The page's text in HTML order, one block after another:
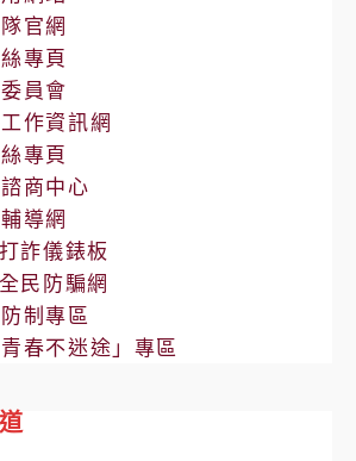
官網
專頁
員會
作資訊網
專頁
商中心
導網
詐儀錶板
民防騙網
制專區
春不迷途」專區